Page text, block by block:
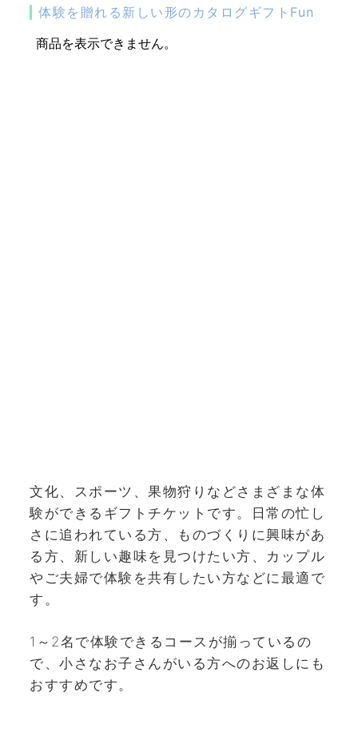
体験を贈れる新しい形のカタログギフトFun
文化、スポーツ、果物狩りなどさまざまな体
験ができるギフトチケットです。日常の忙し
さに追われている方、ものづくりに興味があ
る方、新しい趣味を見つけたい方、カップル
やご夫婦で体験を共有したい方などに最適で
す。
1～2名で体験できるコースが揃っているの
で、小さなお子さんがいる方へのお返しにも
おすすめです。